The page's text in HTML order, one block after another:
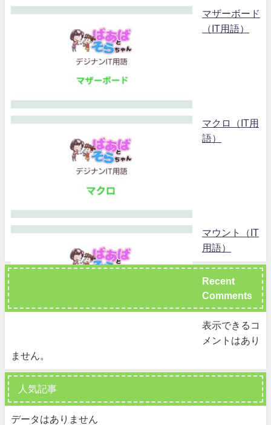
マザーボード
（IT用語）
マクロ（IT用
語）
マウント（IT
用語）
Recent
Comments
表示できるコ
メントはあり
ません。
人気記事
データはありません